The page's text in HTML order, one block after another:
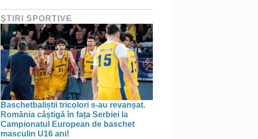
ŞTIRI SPORTIVE
Baschetbaliștii tricolori s-au revanșat.
România câștigă în fața Serbiei la
Campionatul European de baschet
masculin U16 ani!